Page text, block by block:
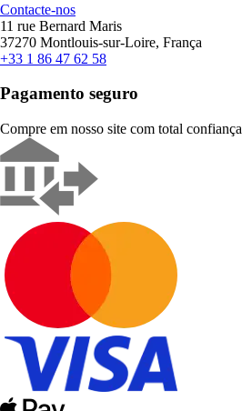
Contacte-nos
11 rue Bernard Maris
37270 Montlouis-sur-Loire, França
+33 1 86 47 62 58
Pagamento seguro
Compre em nosso site com total confiança